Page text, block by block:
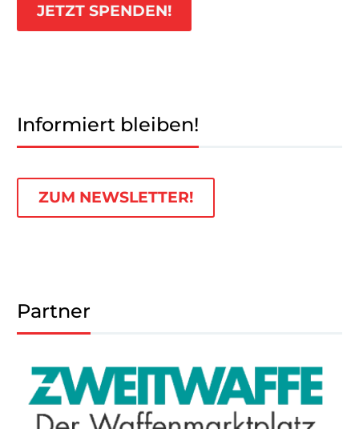
JETZT SPENDEN!
Informiert bleiben!
ZUM NEWSLETTER!
Partner